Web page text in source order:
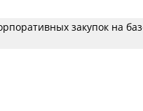
закупок на